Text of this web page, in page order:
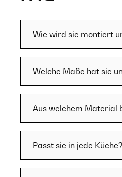
Wie wird sie montiert
Welche Maße hat sie
Aus welchem Material
Passt sie in jede Küche?